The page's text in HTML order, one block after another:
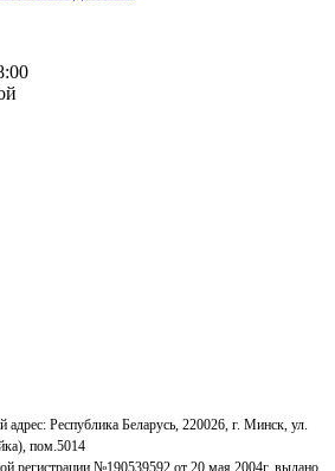
Республика Беларусь, 220026, г. Минск, ул.
пом.5014
регистрации №190539592 от 20 мая 2004г, выдано